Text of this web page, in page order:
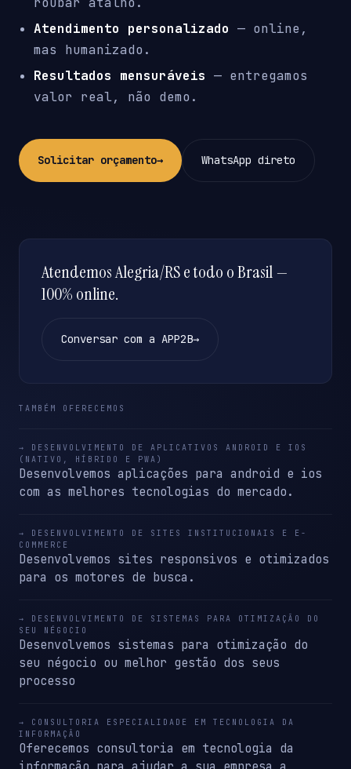
Atendimento personalizado — online,
mas humanizado.
Resultados mensuráveis — entregamos
valor real, não demo.
Solicitar orçamento→ WhatsApp direto
Atendemos Alegria/RS e todo o Brasil —
100% online.
Conversar com a APP2B→
TAMBÉM OFERECEMOS
→ DESENVOLVIMENTO DE APLICATIVOS ANDROID E IOS
(NATIVO, HÍBRIDO E PWA)
Desenvolvemos aplicações para android e ios
com as melhores tecnologias do mercado.
→ DESENVOLVIMENTO DE SITES INSTITUCIONAIS E E-
COMMERCE
Desenvolvemos sites responsivos e otimizados
para os motores de busca.
→ DESENVOLVIMENTO DE SISTEMAS PARA OTIMIZAÇÃO DO
SEU NÉGOCIO
Desenvolvemos sistemas para otimização do
seu négocio ou melhor gestão dos seus
processo
→ CONSULTORIA ESPECIALIDADE EM TECNOLOGIA DA
INFORMAÇÃO
Oferecemos consultoria em tecnologia da